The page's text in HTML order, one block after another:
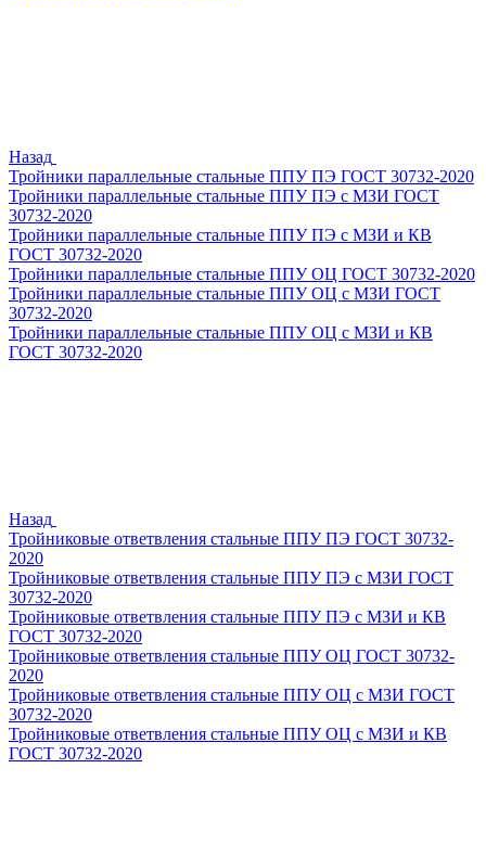
Назад
Тройники параллельные стальные ППУ ПЭ ГОСТ 30732-2020
Тройники параллельные стальные ППУ ПЭ с МЗИ ГОСТ
30732-2020
Тройники параллельные стальные ППУ ПЭ с МЗИ и КВ
ГОСТ 30732-2020
Тройники параллельные стальные ППУ ОЦ ГОСТ 30732-2020
Тройники параллельные стальные ППУ ОЦ с МЗИ ГОСТ
30732-2020
Тройники параллельные стальные ППУ ОЦ с МЗИ и КВ
ГОСТ 30732-2020
Назад
Тройниковые ответвления стальные ППУ ПЭ ГОСТ 30732-
2020
Тройниковые ответвления стальные ППУ ПЭ с МЗИ ГОСТ
30732-2020
Тройниковые ответвления стальные ППУ ПЭ с МЗИ и КВ
ГОСТ 30732-2020
Тройниковые ответвления стальные ППУ ОЦ ГОСТ 30732-
2020
Тройниковые ответвления стальные ППУ ОЦ с МЗИ ГОСТ
30732-2020
Тройниковые ответвления стальные ППУ ОЦ с МЗИ и КВ
ГОСТ 30732-2020